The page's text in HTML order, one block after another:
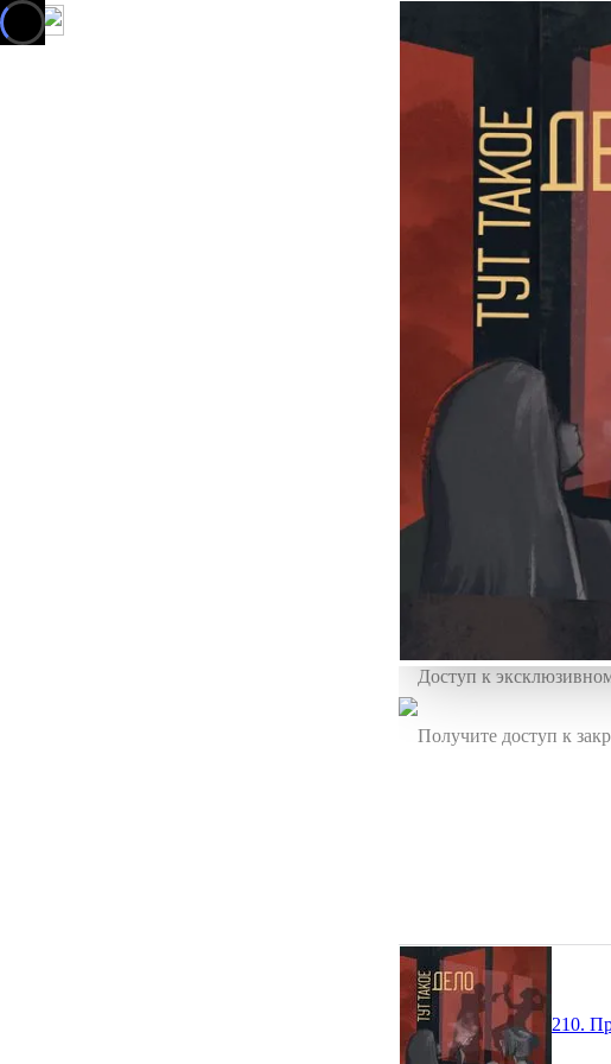
Доступ к
Получите доступ к
210.